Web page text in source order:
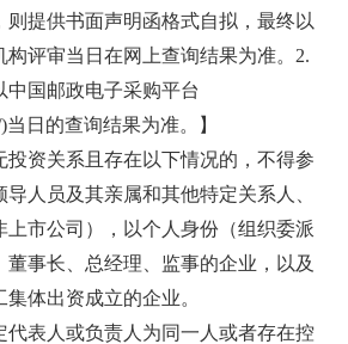
则提供书面声明函格式自拟，最终以
构评审当日在网上查询结果为准。2.
中国邮政电子采购平台
)当日的查询结果为准。】
投资关系且存在以下情况的，不得参
人员及其亲属和其他特定关系人、
上市公司），以个人身份（组织委派
董事长、总经理、监事的企业，以及
体出资成立的企业。
代表人或负责人为同一人或者存在控